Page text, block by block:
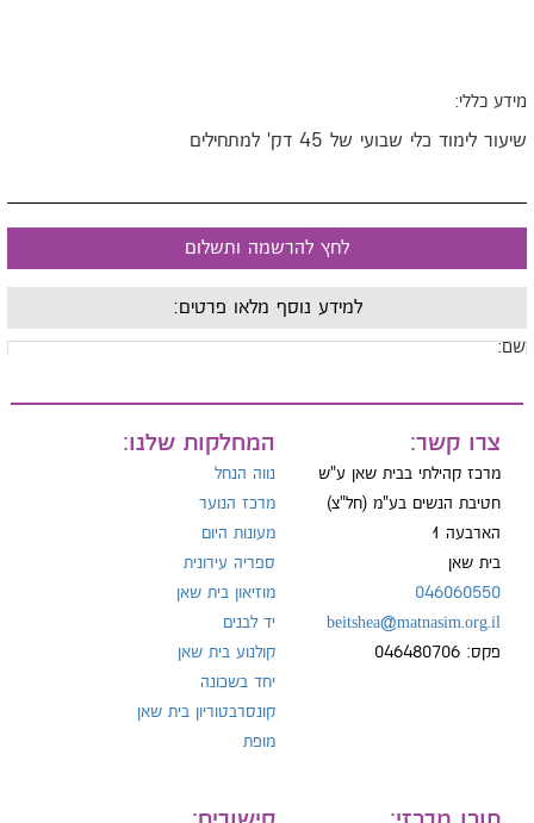
כללי:
לימוד כלי שבועי של 45 דק' למתחילים
לחץ להרשמה ותשלום
למידע נוסף מלאו פרטים:
צרו קשר:
מרכז קהילתי בבית שאן ע"ש
חטיבת הנשים בע"מ (חל"צ)
הארבעה 1
בית שאן
046060550
beitshea@matnasim.org.il
פקס: 046480706
המחלקות שלנו:
נווה הנחל
מרכז הנוער
מעונות היום
ספריה עירונית
מוזיאון בית שאן
יד לבנים
קולנוע בית שאן
יחד בשכונה
קונסרבטוריון בית שאן
מופת